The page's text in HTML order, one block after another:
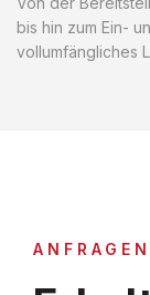
bis hin zum Ein-
vollumfängliches